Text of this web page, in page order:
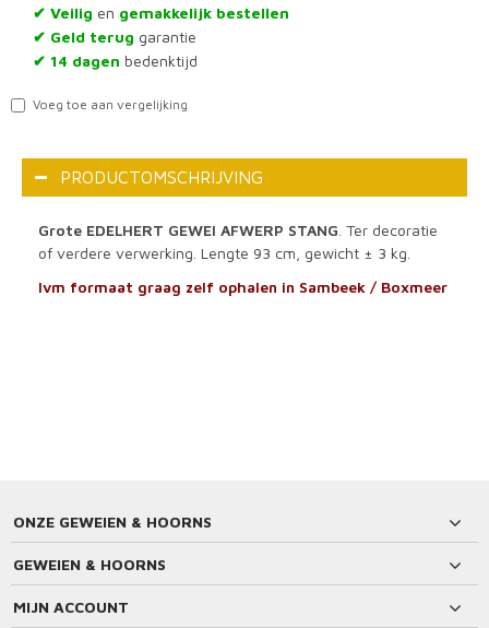
✔ Veilig en gemakkelijk bestellen
✔ Geld terug garantie
✔ 14 dagen bedenktijd
Voeg toe aan vergelijking
PRODUCTOMSCHRIJVING
Grote EDELHERT GEWEI AFWERP STANG . Ter decoratie
of verdere verwerking. Lengte 93 cm, gewicht ± 3 kg.
Ivm formaat graag zelf ophalen in Sambeek / Boxmeer
ONZE GEWEIEN & HOORNS
GEWEIEN & HOORNS
MIJN ACCOUNT